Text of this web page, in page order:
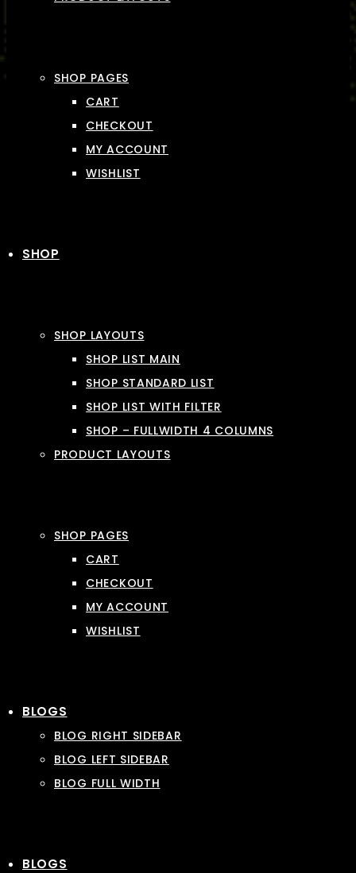
SHOP PAGES
CART
CHECKOUT
MY ACCOUNT
WISHLIST
SHOP
SHOP LAYOUTS
SHOP LIST MAIN
SHOP STANDARD LIST
SHOP LIST WITH FILTER
SHOP – FULLWIDTH 4 COLUMNS
PRODUCT LAYOUTS
SHOP PAGES
CART
CHECKOUT
MY ACCOUNT
WISHLIST
BLOGS
BLOG RIGHT SIDEBAR
BLOG LEFT SIDEBAR
BLOG FULL WIDTH
BLOGS